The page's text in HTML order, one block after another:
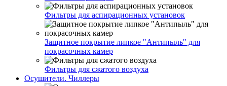
Фильтры для аспирационных установок
Защитное покрытие липкое "Антипыль" для
покрасочных камер
Фильтры для сжатого воздуха
Осушители. Чиллеры